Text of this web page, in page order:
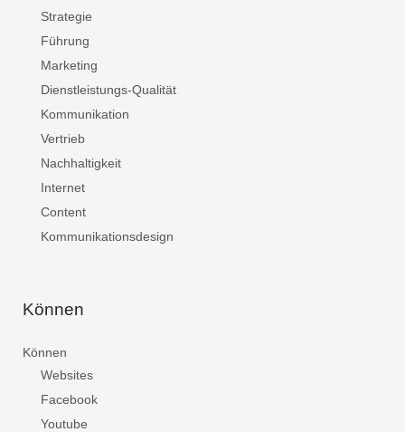
Strategie
Führung
Marketing
Dienstleistungs-Qualität
Kommunikation
Vertrieb
Nachhaltigkeit
Internet
Content
Kommunikationsdesign
Können
Können
Websites
Facebook
Youtube